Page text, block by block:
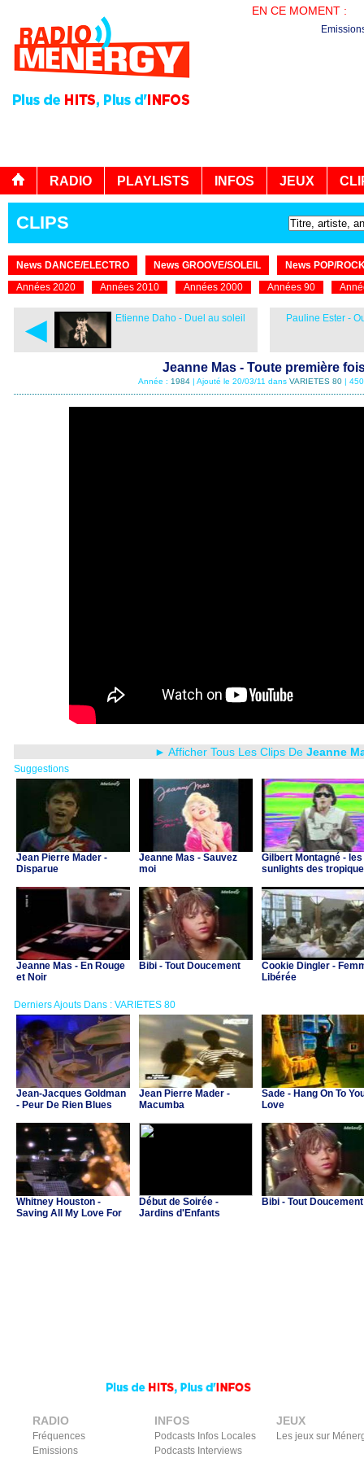
EN CE MOMENT :
RADIO PLAYLISTS INFOS JEUX
CLIPS
News DANCE/ELECTRO News GROOVE/SOLEIL
News POP/
Années 2020
Années 2010 Années 2000 Années 90
◄ Etienne Daho - Duel au soleil Pauline Ester -
Jeanne Mas - Toute première
Année : 1984 | Ajouté le 20/03/11 dans VARIETES 80 |
► Afficher Tous Les Clips De Jeanne
Suggestions
Jean Pierre Mader -
Disparue
Jeanne Mas - Sauvez
moi
Gilbert Montagné - les
sunlights des
Jeanne Mas - En Rouge
et Noir
Bibi - Tout Doucement
Cookie Dingler -
Libérée
Derniers Ajouts Dans : VARIETES 80
Jean-Jacques Goldman
- Peur De Rien Blues
Jean Pierre Mader -
Macumba
Sade - Hang On To
Love
Whitney Houston -
Saving All My Love For
Début de Soirée -
Jardins d'Enfants
Bibi - Tout Doucement
RADIO
Fréquences
Emissions
INFOS
Podcasts Infos Locales
Podcasts Interviews
JEUX
Les jeux sur